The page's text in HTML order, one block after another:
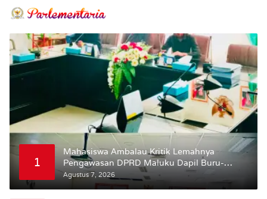
1
Mahasiswa Ambalau Kritik Lemahnya
Pengawasan DPRD Maluku Dapil Buru-
Bursel Terhadap Proses Perubahan Status
Jalan
Agustus 7, 2026